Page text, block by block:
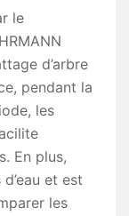
le
d’arbre
pendant la
les
En plus,
et est
les